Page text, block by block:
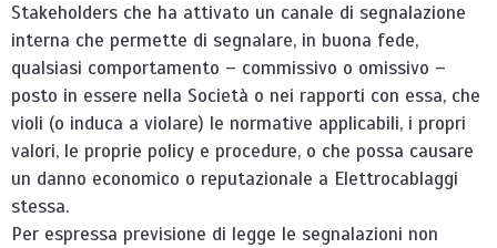
Stakeholders che ha attivato un canale di segnalazione
interna che permette di segnalare, in buona fede,
qualsiasi comportamento – commissivo o omissivo –
posto in essere nella Società o nei rapporti con essa, che
violi (o induca a violare) le normative applicabili, i propri
valori, le proprie policy e procedure, o che possa causare
un danno economico o reputazionale a Elettrocablaggi
stessa.
Per espressa previsione di legge le segnalazioni non